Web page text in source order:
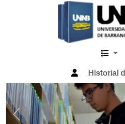
Catalogo Web
Historial
Previous